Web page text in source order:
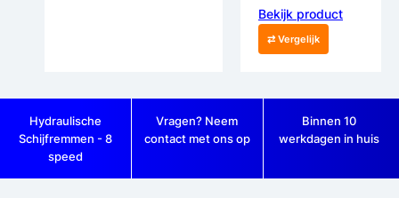
Bekijk product
⇄ Vergelijk
Hydraulische
Schijfremmen - 8
speed
Vragen? Neem
contact met ons op
Binnen 10
werkdagen in huis